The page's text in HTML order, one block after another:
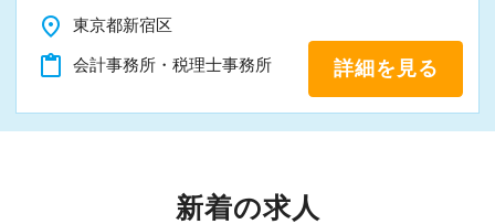
place 東京都新宿区
content_paste 会計事務所・税理士事務所 詳細を見る
新着の求人